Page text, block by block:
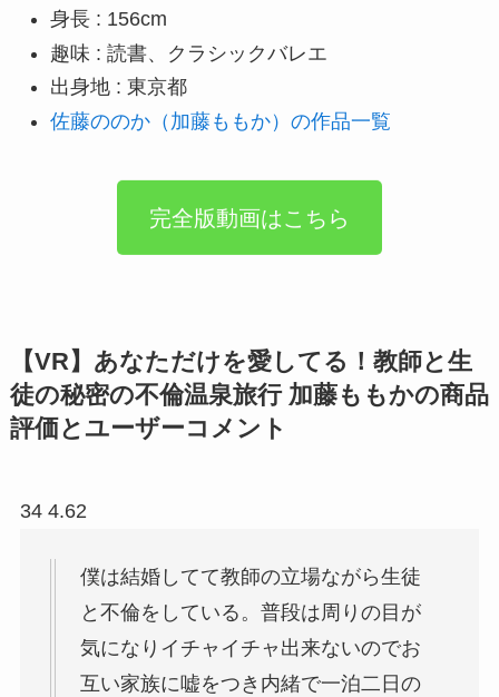
身長 : 156cm
趣味 : 読書、クラシックバレエ
出身地 : 東京都
佐藤ののか（加藤ももか）の作品一覧
完全版動画はこちら
【VR】あなただけを愛してる！教師と生
徒の秘密の不倫温泉旅行 加藤ももかの商品
評価とユーザーコメント
34 4.62
僕は結婚してて教師の立場ながら生徒
と不倫をしている。普段は周りの目が
気になりイチャイチャ出来ないのでお
互い家族に嘘をつき内緒で一泊二日の